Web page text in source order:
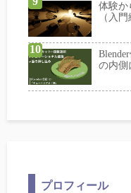
体験か
（入門
の内側
プロフィール